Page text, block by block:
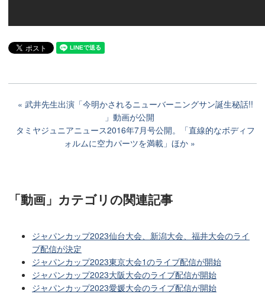
武井先生出演「今明かされるニューバーニングサン誕生秘話!!
」動画が公開
タミヤジュニアニュース2016年7月号公開。「直線的なボディフ
ォルムに空力パーツを満載」ほか
「動画」カテゴリの関連記事
ジャパンカップ2023仙台大会、新潟大会、福井大会のライ
ブ配信が決定
ジャパンカップ2023東京大会1のライブ配信が開始
ジャパンカップ2023大阪大会のライブ配信が開始
ジャパンカップ2023愛媛大会のライブ配信が開始